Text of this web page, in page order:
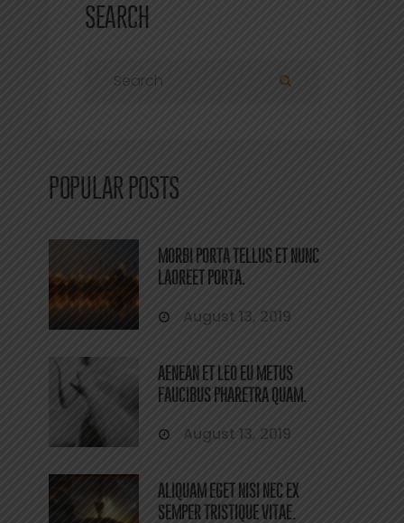
SEARCH
POPULAR POSTS
MORBI PORTA TELLUS ET NUNC
LAOREET PORTA.
August 13, 2019
AENEAN ET LEO EU METUS
FAUCIBUS PHARETRA QUAM.
August 13, 2019
ALIQUAM EGET NISI NEC EX
SEMPER TRISTIQUE VITAE.